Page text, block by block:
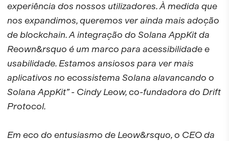
experiência dos nossos utilizadores. À medida que
nos expandimos, queremos ver ainda mais adoção
de blockchain. A integração do Solana AppKit da
Reown&rsquo é um marco para acessibilidade e
usabilidade. Estamos ansiosos para ver mais
aplicativos no ecossistema Solana alavancando o
Solana AppKit”- Cindy Leow, co-fundadora do Drift
Protocol.
Em eco do entusiasmo de Leow&rsquo, o CEO da